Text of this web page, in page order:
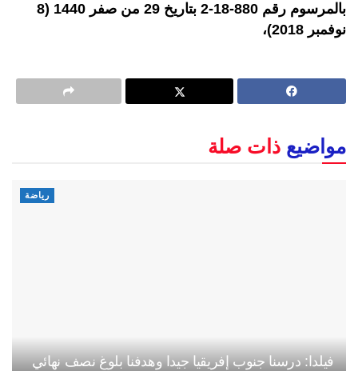
بالمرسوم رقم 880-18-2 بتاريخ 29 من صفر 1440 ‏‏(8
نوفمبر 2018)،
مواضيع ذات صلة
رياضة
فيلدا: درسنا جنوب إفريقيا جيدا وهدفنا بلوغ نصف نهائي